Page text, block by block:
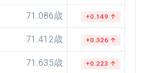
71.086歳 +0.149 ↑
71.412歳 +0.326 ↑
71.635歳 +0.223 ↑